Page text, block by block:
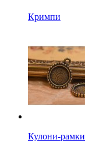
Кримпи
Кулони-рамки